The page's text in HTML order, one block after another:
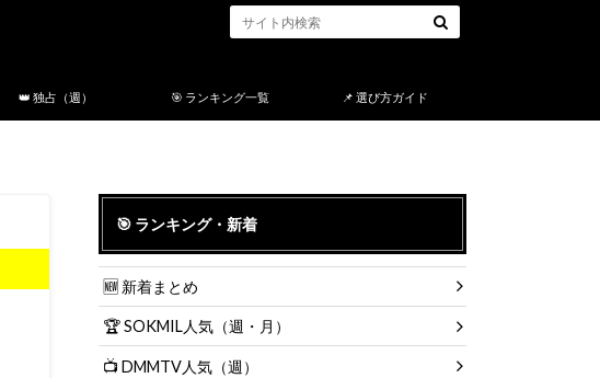
👑 独占（週） 🎯 ランキング一覧 📌 選び方ガイド
🎯 ランキング・新着
🆕 新着まとめ
🏆 SOKMIL人気（週・月）
📺 DMMTV人気（週）